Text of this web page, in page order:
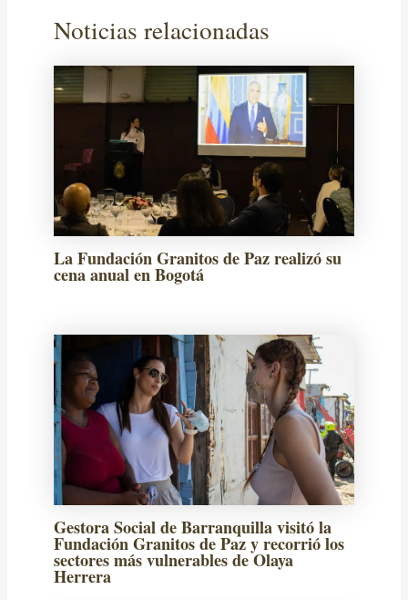
Noticias relacionadas
La Fundación Granitos de Paz realizó su
cena anual en Bogotá
Gestora Social de Barranquilla visitó la
Fundación Granitos de Paz y recorrió los
sectores más vulnerables de Olaya
Herrera